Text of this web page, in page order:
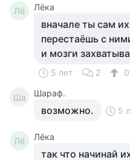
Лё Лёка
вначале ты сам
перестаёшь с
и мозги
5 лет 2 0
Ша Шараф.
возможно. 5
Лё Лёка
так что начинай